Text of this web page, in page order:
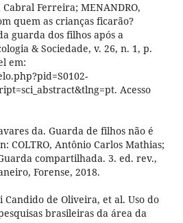
Cabral Ferreira; MENANDRO,
quem as crianças ficarão?
guarda dos filhos após a
& Sociedade, v. 26, n. 1, p.
em:
Acesso
da. Guarda de filhos não é
COLTRO, Antônio Carlos Mathias;
compartilhada. 3. ed. rev.,
Forense, 2018.
Candido de Oliveira, et al. Uso do
brasileiras da área da